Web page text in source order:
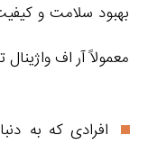
بهبود سلامت و
معمولاً آر اف
افرادی که به